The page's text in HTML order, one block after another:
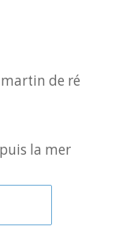
de ré
la mer